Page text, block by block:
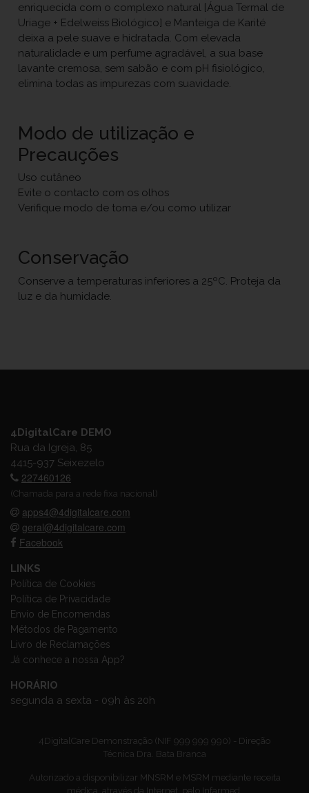
enriquecida com o complexo natural [Água Termal de
Uriage + Edelweiss Biológico] e Manteiga de Karité
deixa a pele suave e hidratada. Com elevada
naturalidade e um perfume agradável, a sua base
lavante cremosa, sem sabão e com pH fisiológico,
elimina todas as impurezas com suavidade.
Modo de utilização e
Precauções
Uso cutâneo
Evite o contacto com os olhos
Verifique modo de toma e/ou como utilizar
Conservação
Conserve a temperaturas inferiores a 25ºC. Proteja da
luz e da humidade.
4DigitalCare DEMO
Rua da Igreja, 85
4415-937 Seixezelo
227460126
(Chamada para a rede fixa nacional)
apps4@4digitalcare.com
geral@4digitalcare.com
Facebook
LINKS
Política de Cookies
Política de Privacidade
Envio de Encomendas
Métodos de Pagamento
Livro de Reclamações
Já conhece a nossa App?
HORÁRIO
segunda a sexta - 09h às 20h
4DigitalCare Demonstração (NIF 999 999 990) - Direção
Técnica Dra. Bata Branca
Autorizado a disponibilizar MNSRM e MSRM mediante receita
médica, através da Internet, pelo Infarmed.